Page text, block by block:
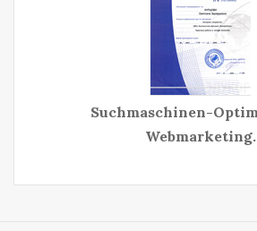
Suchmaschinen-
Webmarketing.